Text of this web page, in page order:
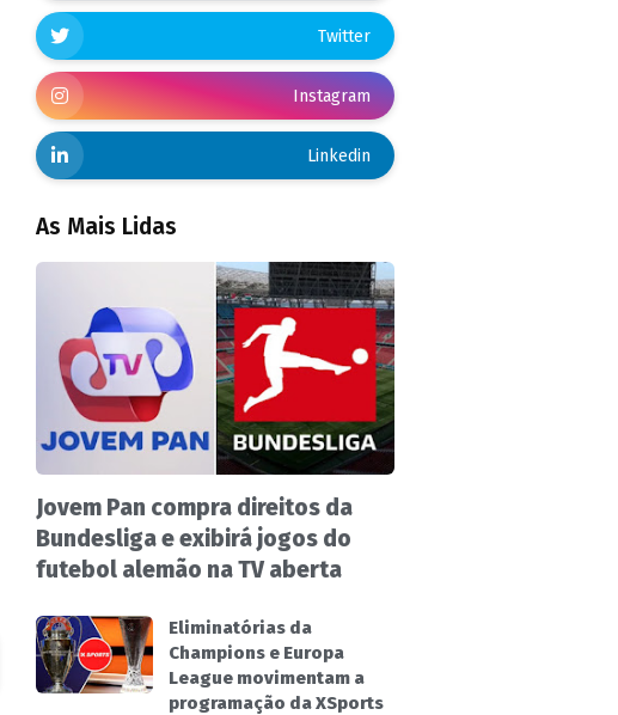
Twitter
Instagram
Linkedin
As Mais Lidas
Jovem Pan compra direitos da
Bundesliga e exibirá jogos do
futebol alemão na TV aberta
Eliminatórias da
Champions e Europa
League movimentam a
programação da XSports